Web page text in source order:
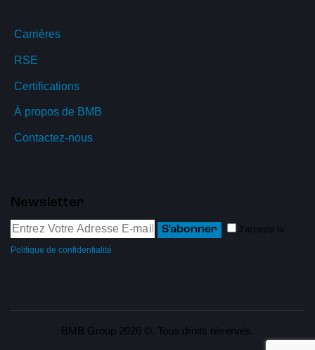
Carrières
RSE
Certifications
À propos de BMB
Contactez-nous
Newsletter
S'abonner J’accepte la
Politique de confidentialité.
BMB Group 2026 ©. Tous droits réservés.